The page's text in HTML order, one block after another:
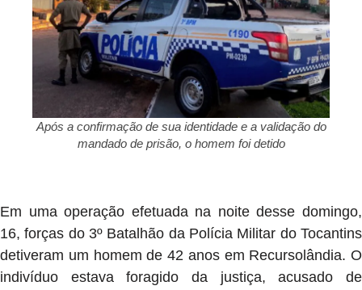
Após a confirmação de sua identidade e a validação do
mandado de prisão, o homem foi detido
Em uma operação efetuada na noite desse domingo,
16, forças do 3º Batalhão da Polícia Militar do Tocantins
detiveram um homem de 42 anos em Recursolândia. O
indivíduo estava foragido da justiça, acusado de